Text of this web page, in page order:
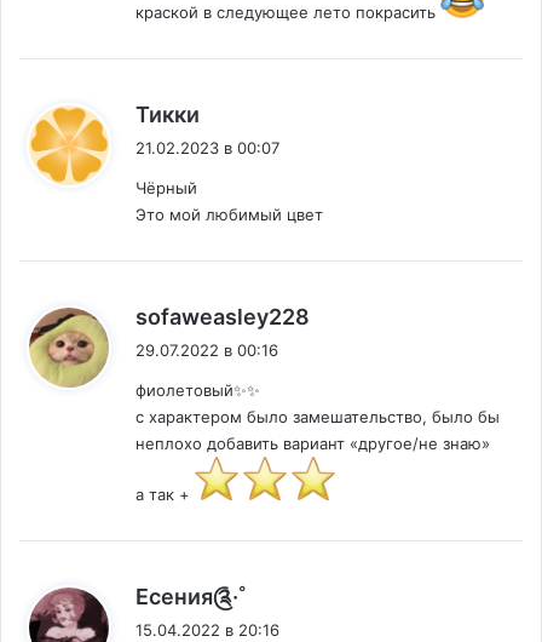
краской в следующее лето покрасить
Тикки
21.02.2023 в 00:07
Чёрный
Это мой любимый цвет
sofaweasley228
29.07.2022 в 00:16
фиолетовый✨✨
с характером было замешательство, было бы
неплохо добавить вариант «другое/не знаю»
а так +
Есения༊·˚
15.04.2022 в 20:16